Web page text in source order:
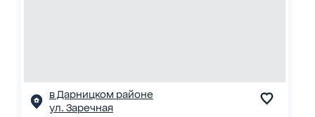
в Дарницком районе
ул. Заречная